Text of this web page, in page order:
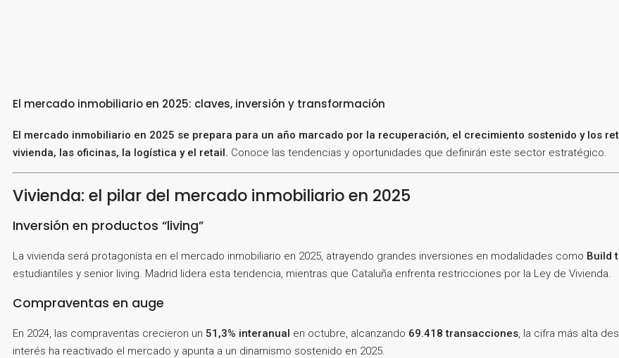
El mercado inmobiliario en 2025: claves, inversión y transformación
El mercado inmobiliario en 2025 se prepara para un año marcado por la recuperación, el crecimiento sostenido y los
vivienda, las oficinas, la logística y el retail. Conoce las tendencias y oportunidades que definirán este sector estratégico.
Vivienda: el pilar del mercado inmobiliario en 2025
Inversión en productos “living”
La vivienda será protagonista en el mercado inmobiliario en 2025, atrayendo grandes inversiones en modalidades como Build
estudiantiles y senior living. Madrid lidera esta tendencia, mientras que Cataluña enfrenta restricciones por la Ley de Vivienda.
Compraventas en auge
En 2024, las compraventas crecieron un 51,3% interanual en octubre, alcanzando 69.418 transacciones, la cifra más alta
interés ha reactivado el mercado y apunta a un dinamismo sostenido en 2025.